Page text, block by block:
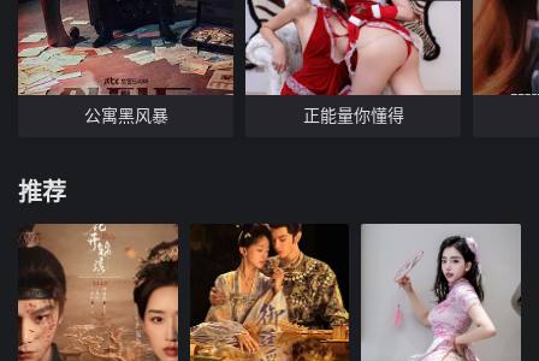
公寓黑风暴 正能量你懂得
推荐